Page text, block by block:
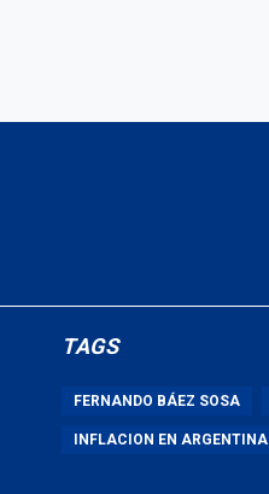
TAGS
FERNANDO BÁEZ SOSA
INFLACION EN ARGENTINA